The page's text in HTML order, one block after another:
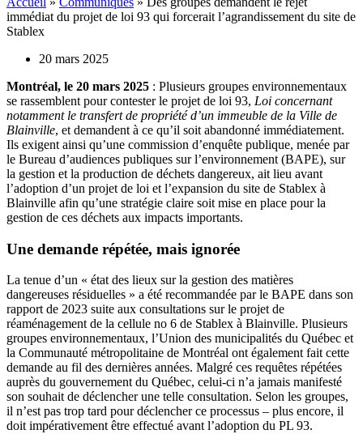
immédiat du projet de loi 93 qui forcerait l’agrandissement du site de
Stablex
20 mars 2025
Montréal, le 20 mars 2025 : Plusieurs groupes environnementaux
se rassemblent pour contester le projet de loi 93, Loi concernant
notamment le transfert de propriété d’un immeuble de la Ville de
Blainville, et demandent à ce qu’il soit abandonné immédiatement.
Ils exigent ainsi qu’une commission d’enquête publique, menée par
le Bureau d’audiences publiques sur l’environnement (BAPE), sur
la gestion et la production de déchets dangereux, ait lieu avant
l’adoption d’un projet de loi et l’expansion du site de Stablex à
Blainville afin qu’une stratégie claire soit mise en place pour la
gestion de ces déchets aux impacts importants.
Une demande répétée, mais ignorée
La tenue d’un « état des lieux sur la gestion des matières
dangereuses résiduelles » a été recommandée par le BAPE dans son
rapport de 2023 suite aux consultations sur le projet de
réaménagement de la cellule no 6 de Stablex à Blainville. Plusieurs
groupes environnementaux, l’Union des municipalités du Québec et
la Communauté métropolitaine de Montréal ont également fait cette
demande au fil des dernières années. Malgré ces requêtes répétées
auprès du gouvernement du Québec, celui-ci n’a jamais manifesté
son souhait de déclencher une telle consultation. Selon les groupes,
il n’est pas trop tard pour déclencher ce processus – plus encore, il
doit impérativement être effectué avant l’adoption du PL 93.